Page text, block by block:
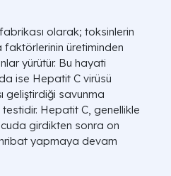
olarak; toksinlerin
faktörlerinin üretiminden
yürütür. Bu hayati
ise Hepatit C virüsü
geliştirdiği savunma
Hepatit C, genellikle
girdikten sonra on
yapmaya devam